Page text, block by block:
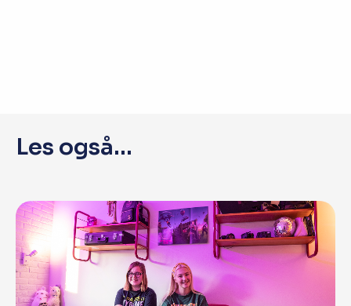
Les også...